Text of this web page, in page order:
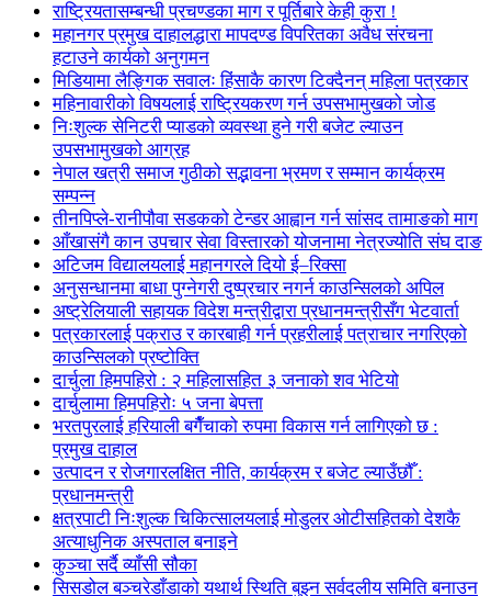
राष्ट्रियतासम्बन्धी प्रचण्डका माग र पूर्तिबारे केही कुरा !
महानगर प्रमुख दाहालद्धारा मापदण्ड विपरितका अवैध संरचना
हटाउने कार्यको अनुगमन
मिडियामा लैङ्गिक सवालः हिंसाकै कारण टिक्दैनन् महिला पत्रकार
महिनावारीको विषयलाई राष्ट्रियकरण गर्न उपसभामुखको जोड
निःशुल्क सेनिटरी प्याडको व्यवस्था हुने गरी बजेट ल्याउन
उपसभामुखको आग्रह
नेपाल खत्री समाज गुठीको सद्भावना भ्रमण र सम्मान कार्यक्रम
सम्पन्न
तीनपिप्ले-रानीपौवा सडकको टेन्डर आह्वान गर्न सांसद तामाङको माग
आँखासंगै कान उपचार सेवा विस्तारको योजनामा नेत्रज्योति संघ दाङ
अटिजम विद्यालयलाई महानगरले दियो ई–रिक्सा
अनुसन्धानमा बाधा पुग्नेगरी दुष्प्रचार नगर्न काउन्सिलको अपिल
अष्ट्रेलियाली सहायक विदेश मन्त्रीद्वारा प्रधानमन्त्रीसँग भेटवार्ता
पत्रकारलाई पक्राउ र कारबाही गर्न प्रहरीलाई पत्राचार नगरिएको
काउन्सिलको प्रष्टोक्ति
दार्चुला हिमपहिरो : २ महिलासहित ३ जनाको शव भेटियो
दार्चुलामा हिमपहिरोः ५ जना बेपत्ता
भरतपुरलाई हरियाली बगैँचाको रुपमा विकास गर्न लागिएको छ :
प्रमुख दाहाल
उत्पादन र रोजगारलक्षित नीति, कार्यक्रम र बजेट ल्याउँछौँ :
प्रधानमन्त्री
क्षत्रपाटी निःशुल्क चिकित्सालयलाई मोडुलर ओटीसहितको देशकै
अत्याधुनिक अस्पताल बनाइने
कुञ्चा सर्दै व्याँसी सौका
सिसडोल बञ्चरेडाँडाको यथार्थ स्थिति बुझ्न सर्वदलीय समिति बनाउन